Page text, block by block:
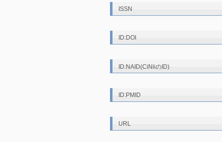
ISSN
ID:DOI
ID:NAID(CiNiiのID)
ID:PMID
URL